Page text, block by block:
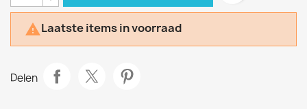
Laatste items in voorraad
Delen